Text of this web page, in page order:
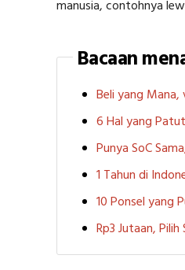
manusia, contohnya
Bacaan
Beli yang Mana,
6 Hal yang
Punya SoC
1 Tahun di
10 Ponsel yang
Rp3 Jutaan,